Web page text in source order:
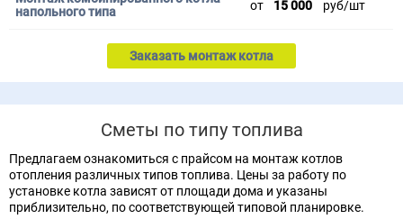
от 15 000 руб/шт
Заказать монтаж котла
Сметы по типу топлива
Предлагаем ознакомиться с прайсом на монтаж котлов
отопления различных типов топлива. Цены за работу по
установке котла зависят от площади дома и указаны
приблизительно, по соответствующей типовой планировке.